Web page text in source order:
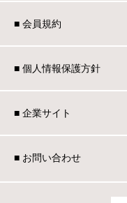
■ 会員規約
■ 個人情報保護方針
■ 企業サイト
■ お問い合わせ